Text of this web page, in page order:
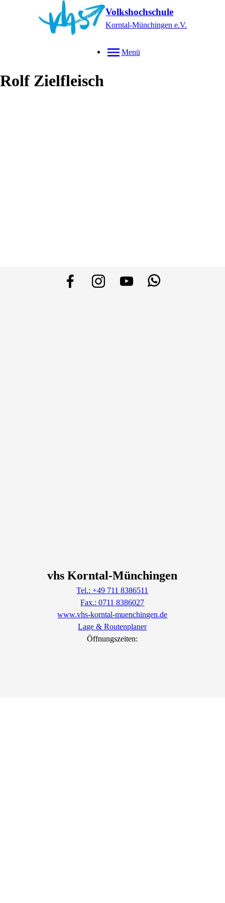
Volkshochschule
Korntal-Münchingen e.V.
Menü
Rolf Zielfleisch
vhs Korntal-Münchingen
Tel.: +49 711 8386511
Fax.: 0711 8386027
www.vhs-korntal-muenchingen.de
Lage & Routenplaner
Öffnungszeiten: